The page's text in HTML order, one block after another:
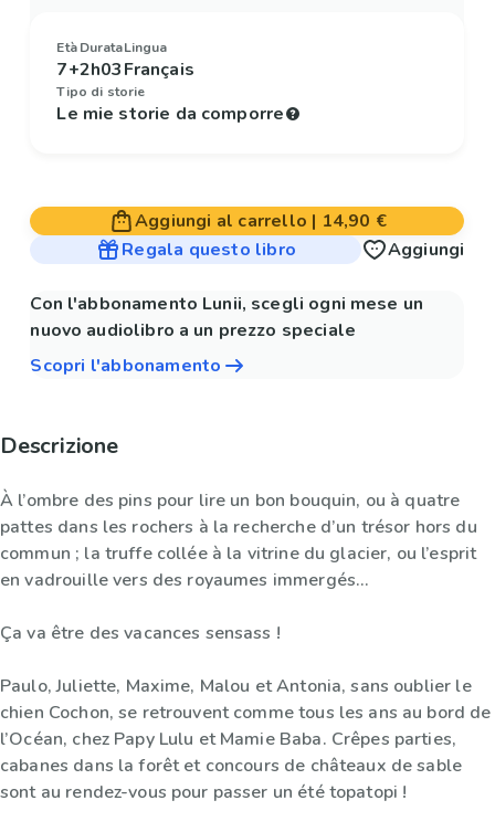
Età
7+
Durata
2h03
Lingua
Français
Tipo di storie
Le mie storie da comporre
Aggiungi al carrello | 14,90 €
Regala questo libro
Aggiungi
Con l'abbonamento Lunii, scegli ogni mese un
nuovo audiolibro a un prezzo speciale
Scopri l'abbonamento
Descrizione
À l’ombre des pins pour lire un bon bouquin, ou à quatre
pattes dans les rochers à la recherche d’un trésor hors du
commun ; la truffe collée à la vitrine du glacier, ou l’esprit
en vadrouille vers des royaumes immergés…
Ça va être des vacances sensass !
Paulo, Juliette, Maxime, Malou et Antonia, sans oublier le
chien Cochon, se retrouvent comme tous les ans au bord de
l’Océan, chez Papy Lulu et Mamie Baba. Crêpes parties,
cabanes dans la forêt et concours de châteaux de sable
sont au rendez-vous pour passer un été topatopi !